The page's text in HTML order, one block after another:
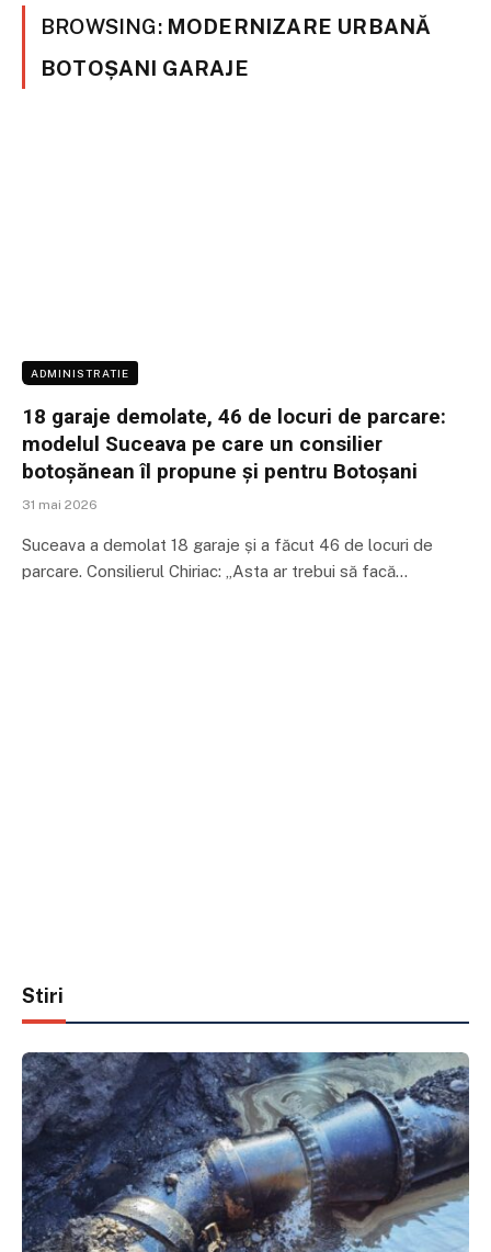
BROWSING: MODERNIZARE URBANĂ
BOTOȘANI GARAJE
ADMINISTRATIE
18 garaje demolate, 46 de locuri de parcare:
modelul Suceava pe care un consilier
botoșănean îl propune și pentru Botoșani
31 mai 2026
Suceava a demolat 18 garaje și a făcut 46 de locuri de
parcare. Consilierul Chiriac: „Asta ar trebui să facă…
Stiri